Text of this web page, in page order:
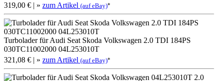
319,00 € | » zum Artikel (auf eBay)*
Turbolader für Audi Seat Skoda Volkswagen 2.0 TDI 184PS
030TC11002000 04L253010T
321,08 € | » zum Artikel (auf eBay)*